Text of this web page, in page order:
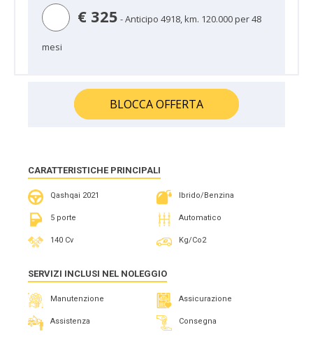
€ 325 - Anticipo 4918, km. 120.000 per 48
mesi
BLOCCA OFFERTA
CARATTERISTICHE PRINCIPALI
Qashqai 2021 Ibrido/Benzina
5 porte Automatico
140 Cv Kg/Co2
SERVIZI INCLUSI NEL NOLEGGIO
Manutenzione Assicurazione
Assistenza Consegna